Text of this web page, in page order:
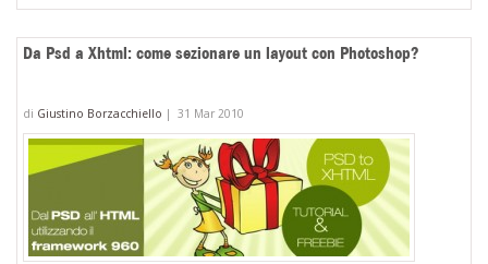
Da Psd a Xhtml: come sezionare un layout con Photoshop?
di Giustino Borzacchiello | 31 Mar 2010